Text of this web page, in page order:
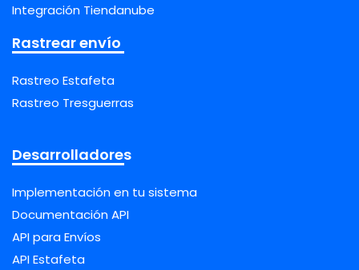
Integración Tiendanube
Rastrear envío
Rastreo Estafeta
Rastreo Tresguerras
Desarrolladores
Implementación en tu sistema
Documentación API
API para Envíos
API Estafeta